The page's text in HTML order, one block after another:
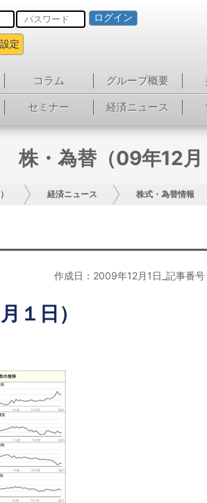
ログイン
定
コラム グループ概要
セミナー 経済ニュース
株・為替（09年12月
経済ニュース 株式・為替情報
作成日：2009年12月1日_記事番
１日）